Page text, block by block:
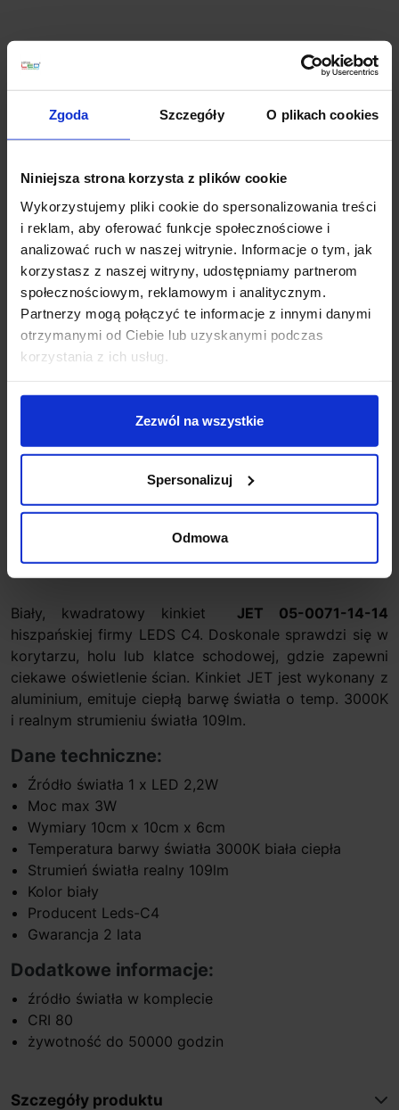
Zgoda Szczegóły O plikach cookies
Niniejsza strona korzysta z plików cookie
Wykorzystujemy pliki cookie do spersonalizowania treści
i reklam, aby oferować funkcje społecznościowe i
analizować ruch w naszej witrynie. Informacje o tym, jak
korzystasz z naszej witryny, udostępniamy partnerom
społecznościowym, reklamowym i analitycznym.
Partnerzy mogą połączyć te informacje z innymi danymi
otrzymanymi od Ciebie lub uzyskanymi podczas
korzystania z ich usług.
Zezwól na wszystkie
Spersonalizuj
Odmowa
Planujesz większy zakup? Negocjuj cenę!
Jeśli masz pytania lub potrzebujesz pomocy, zadzwoń
lub napisz do nas: pracujemy od 8:00 do 18:00,
odpowiedzi na e-maile od 8:00 do 22:00.
phone +48 694 000 777,+48 799 220 777
email sklep@salonled.pl
Metody płatności
Koszt dostawy
Biały, kwadratowy kinkietJET 05-0071-14-14
hiszpańskiej firmy LEDS C4. Doskonale sprawdzi się w
korytarzu, holu lub klatce schodowej, gdzie zapewni
ciekawe oświetlenie ścian. Kinkiet JET jest wykonany z
aluminium, emituje ciepłą barwę światła o temp. 3000K
i realnym strumieniu światła 109lm.
Dane techniczne:
Źródło światła 1 x LED 2,2W
Moc max 3W
Wymiary 10cm x 10cm x 6cm
Temperatura barwy światła 3000K biała ciepła
Strumień światła realny 109lm
Kolor biały
Producent Leds-C4
Gwarancja 2 lata
Dodatkowe informacje:
źródło światła w komplecie
CRI 80
żywotność do 50000 godzin
Szczegóły produktu